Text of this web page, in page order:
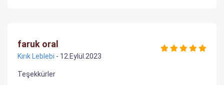
faruk oral
Kırık Leblebi - 12.Eylül.2023
Teşekkürler